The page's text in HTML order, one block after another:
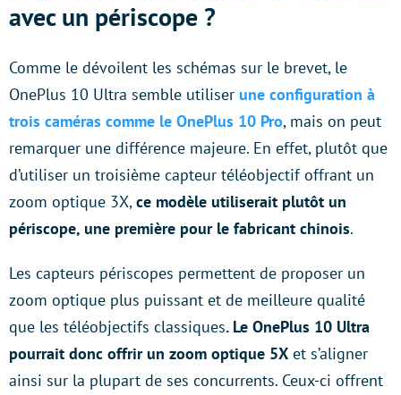
avec un périscope ?
Comme le dévoilent les schémas sur le brevet, le
OnePlus 10 Ultra semble utiliser une configuration à
trois caméras comme le OnePlus 10 Pro, mais on peut
remarquer une différence majeure. En effet, plutôt que
d’utiliser un troisième capteur téléobjectif offrant un
zoom optique 3X,ce modèle utiliserait plutôt un
périscope, une première pour le fabricant chinois.
Les capteurs périscopes permettent de proposer un
zoom optique plus puissant et de meilleure qualité
que les téléobjectifs classiques. Le OnePlus 10 Ultra
pourrait donc offrir un zoom optique 5X et s’aligner
ainsi sur la plupart de ses concurrents. Ceux-ci offrent